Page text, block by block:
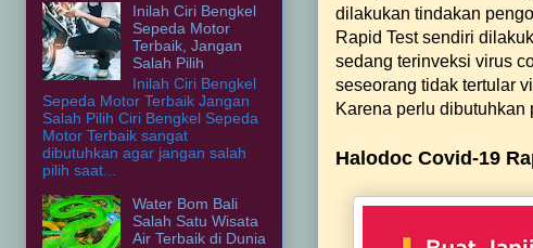
dilakukan tindakan
Rapid Test sendiri
sedang terinveksi virus
seseorang tidak tertular
Karena perlu
Halodoc Covid-19
Inilah Ciri Bengkel
Sepeda Motor
Terbaik, Jangan
Salah Pilih
Inilah Ciri Bengkel
Sepeda Motor Terbaik Jangan
Salah Pilih Ciri Bengkel Sepeda
Motor Terbaik sangat
dibutuhkan agar jangan salah
pilih saat...
Water Bom Bali
Salah Satu Wisata
Air Terbaik di Dunia